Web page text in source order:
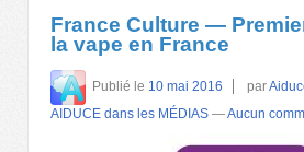
France Culture —
la vape en France
Publié le 10 mai 2016 par
AIDUCE dans les MÉDIAS —Aucun